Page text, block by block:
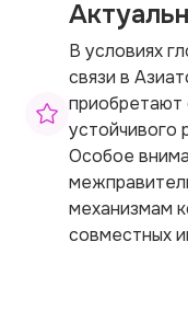
В условиях
связи в
приобретают
устойчивого
Особое
механизмам
совместных